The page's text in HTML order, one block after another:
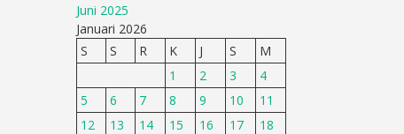
Juni 2025
Januari 2026
S
S R K J S
M
1
2 3
4
5
6 7 8 9 10
11
12
13 14 15 16 17
18